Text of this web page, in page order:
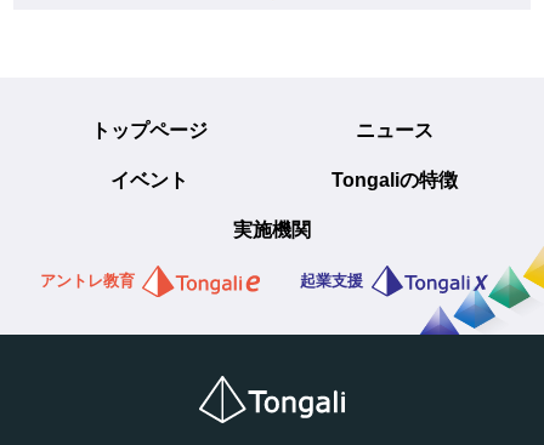
トップページ ニュース
イベント Tongaliの特徴
実施機関
アントレ教育 起業支援